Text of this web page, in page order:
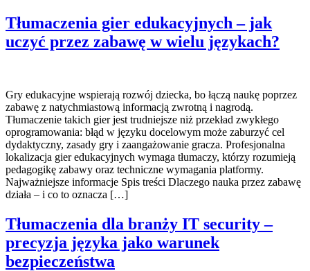
Tłumaczenia gier edukacyjnych – jak
uczyć przez zabawę w wielu językach?
Gry edukacyjne wspierają rozwój dziecka, bo łączą naukę poprzez
zabawę z natychmiastową informacją zwrotną i nagrodą.
Tłumaczenie takich gier jest trudniejsze niż przekład zwykłego
oprogramowania: błąd w języku docelowym może zaburzyć cel
dydaktyczny, zasady gry i zaangażowanie gracza. Profesjonalna
lokalizacja gier edukacyjnych wymaga tłumaczy, którzy rozumieją
pedagogikę zabawy oraz techniczne wymagania platformy.
Najważniejsze informacje Spis treści Dlaczego nauka przez zabawę
działa – i co to oznacza […]
Tłumaczenia dla branży IT security –
precyzja języka jako warunek
bezpieczeństwa